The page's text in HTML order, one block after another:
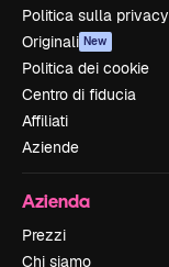
Politica sulla privacy
Originali New
Politica dei cookie
Centro di fiducia
Affiliati
Aziende
Azienda
Prezzi
Chi siamo